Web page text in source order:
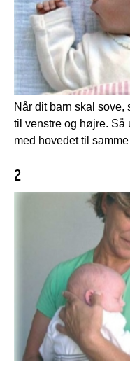
Når dit barn skal
til venstre og højre. Så
med hovedet til
2